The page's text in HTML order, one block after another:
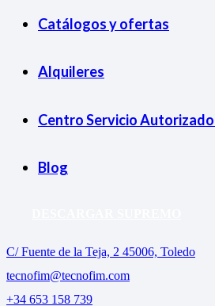
Catálogos y ofertas
Alquileres
Centro Servicio Autorizado
Blog
C/ Fuente de la Teja, 2 45006, Toledo
tecnofim@tecnofim.com
+34 653 158 739